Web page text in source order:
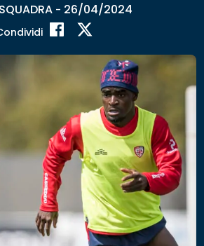
- 26/04/2024